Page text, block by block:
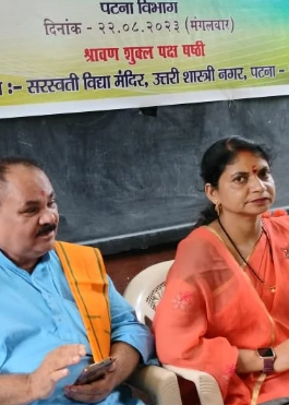
विद्या भारती समाचार
विद्या भारती, बिहार
July 12, 2026